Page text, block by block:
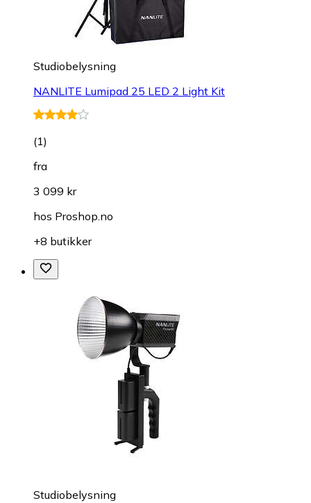
Studiobelysning
NANLITE Lumipad 25 LED 2 Light Kit
(1)
fra
3 099 kr
hos Proshop.no
+8 butikker
Studiobelysning